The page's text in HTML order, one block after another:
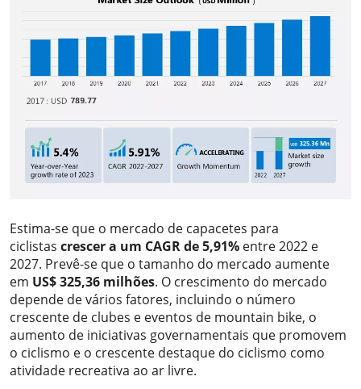
Estima-se que o mercado de capacetes para
ciclistas crescer a um CAGR de 5,91% entre 2022 e
2027. Prevê-se que o tamanho do mercado aumente
em US$ 325,36 milhões. O crescimento do mercado
depende de vários fatores, incluindo o número
crescente de clubes e eventos de mountain bike, o
aumento de iniciativas governamentais que promovem
o ciclismo e o crescente destaque do ciclismo como
atividade recreativa ao ar livre.